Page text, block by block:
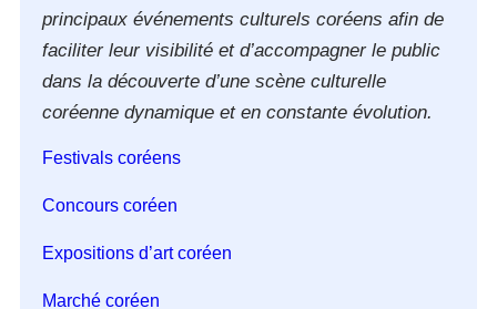
principaux événements culturels coréens afin de
faciliter leur visibilité et d’accompagner le public
dans la découverte d’une scène culturelle
coréenne dynamique et en constante évolution.
Festivals coréens
Concours coréen
Expositions d’art coréen
Marché coréen